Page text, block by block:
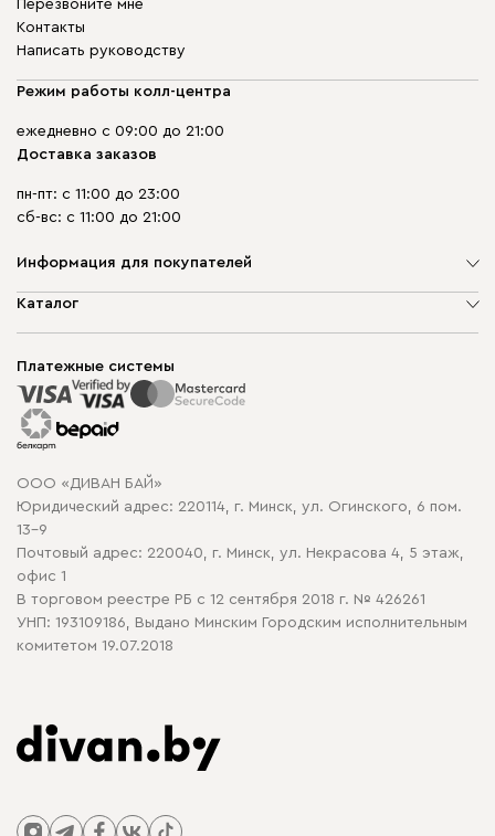
Перезвоните мне
Контакты
Написать руководству
Режим работы колл-центра
ежедневно с 09:00 до 21:00
Доставка заказов
пн-пт: с 11:00 до 23:00
сб-вс: с 11:00 до 21:00
Информация для покупателей
О компании
Способы оплаты
Рассрочка и кредит
Гарантия
Карта сайта
Политика конфиденциальности
Политика в отношении обработки cookie
Каталог
Корпусная мебель
Распродажа мебели
Платежные системы
ООО «ДИВАН БАЙ»
Юридический адрес: 220114, г. Минск, ул. Огинского, 6 пом.
13-9
Почтовый адрес: 220040, г. Минск, ул. Некрасова 4, 5 этаж,
офис 1
В торговом реестре РБ с 12 сентября 2018 г. № 426261
УНП: 193109186, Выдано Минским Городским исполнительным
комитетом 19.07.2018